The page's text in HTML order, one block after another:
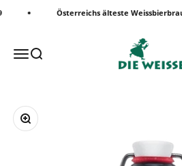
Zum Inhalt springenÖsterreichs älteste
MenüSuche
Die Weisse
Bild vergrößern